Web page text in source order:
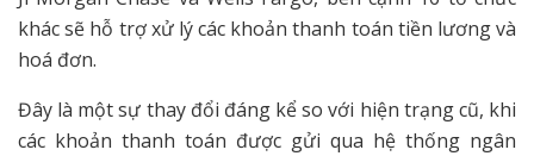
khác sẽ hỗ trợ xử lý các khoản thanh toán tiền lương và
hoá đơn.
Đây là một sự thay đổi đáng kể so với hiện trạng cũ, khi
các khoản thanh toán được gửi qua hệ thống ngân